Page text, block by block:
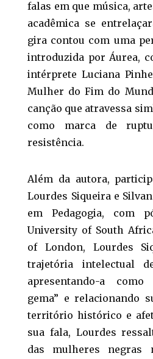
falas em que música,
acadêmica se
gira contou com uma
introduzida por Áurea,
intérprete Luciana
Mulher do Fim do
canção que atravessa
como marca de
resistência.
Além da autora,
Lourdes Siqueira e
em Pedagogia, com
University of South
of London, Lourdes
trajetória intelectual
apresentando-a como
gema” e relacionando
território histórico e
sua fala, Lourdes
das mulheres negras